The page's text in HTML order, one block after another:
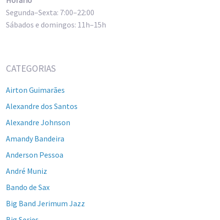
Segunda–Sexta: 7:00–22:00
Sábados e domingos: 11h–15h
CATEGORIAS
Airton Guimarães
Alexandre dos Santos
Alexandre Johnson
Amandy Bandeira
Anderson Pessoa
André Muniz
Bando de Sax
Big Band Jerimum Jazz